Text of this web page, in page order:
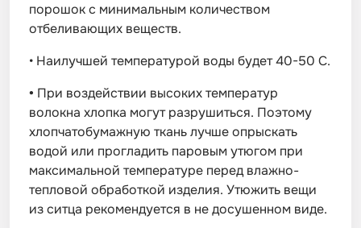
порошок с минимальным количеством
отбеливающих веществ.
• Наилучшей температурой воды будет 40-50 С.
• При воздействии высоких температур
волокна хлопка могут разрушиться. Поэтому
хлопчатобумажную ткань лучше опрыскать
водой или прогладить паровым утюгом при
максимальной температуре перед влажно-
тепловой обработкой изделия. Утюжить вещи
из ситца рекомендуется в не досушенном виде.